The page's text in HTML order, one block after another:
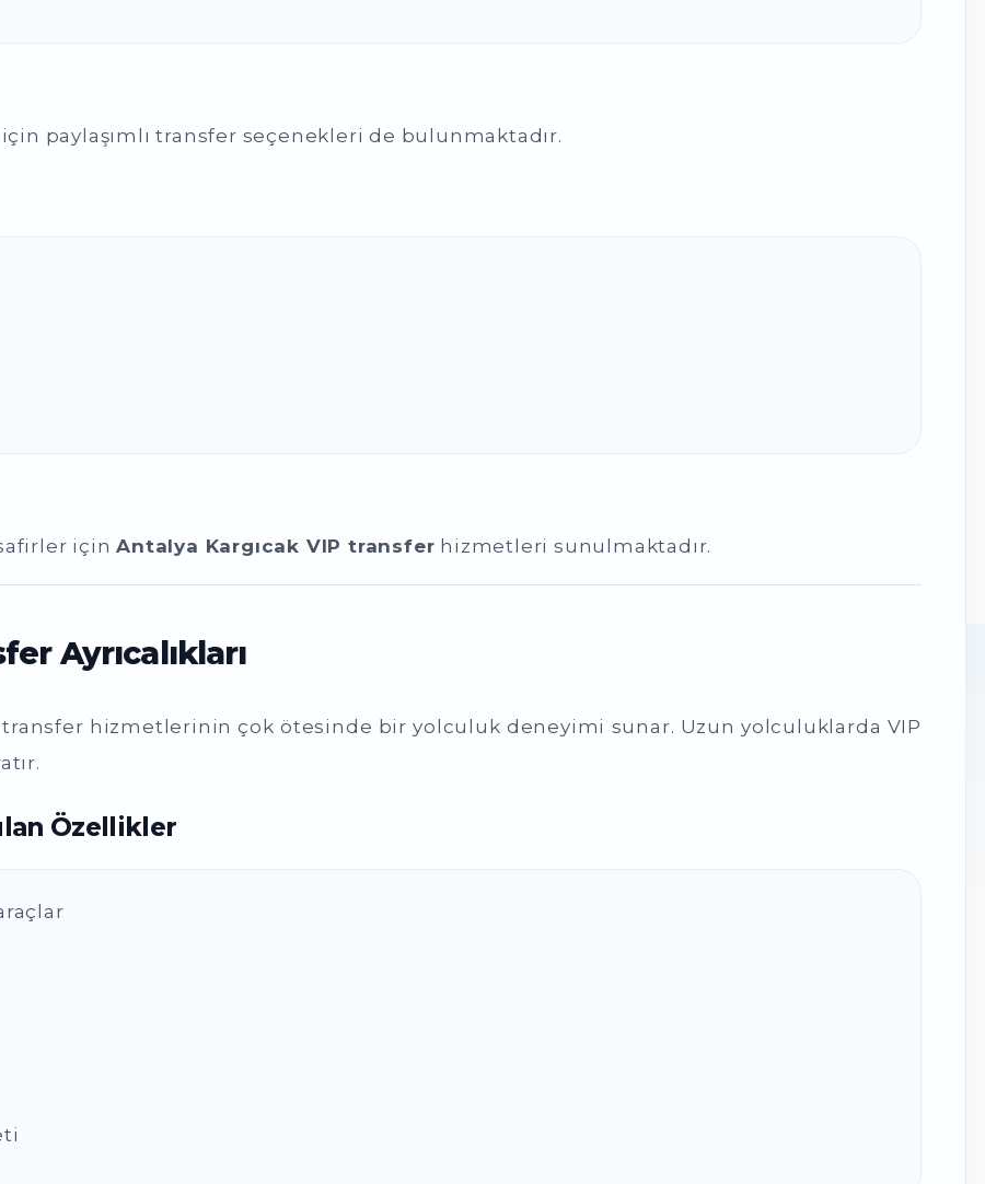
paylaşımlı transfer seçenekleri de bulunmaktadır.
içinAntalya Kargıcak VIP transfer hizmetleri sunulmaktadır.
Ayrıcalıkları
hizmetlerinin çok ötesinde bir yolculuk deneyimi sunar. Uzun yolculuklarda VIP
Özellikler